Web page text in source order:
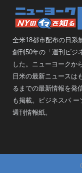
全米18都市配布の日系
創刊50年の「週刊ビジ
した。ニューヨークか
日米の最新ニュースは
るまでの最新情報を発
も掲載。ビジネスパ
週刊情報紙。